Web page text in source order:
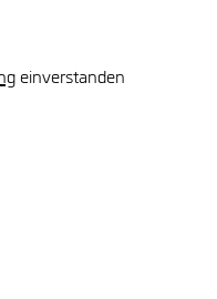
einverstanden